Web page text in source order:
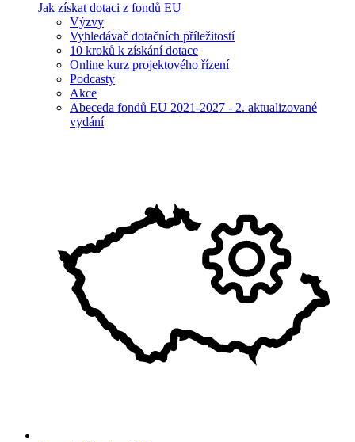
Jak získat dotaci z fondů EU
Výzvy
Vyhledávač dotačních příležitostí
10 kroků k získání dotace
Online kurz projektového řízení
Podcasty
Akce
Abeceda fondů EU 2021-2027 - 2. aktualizované
vydání